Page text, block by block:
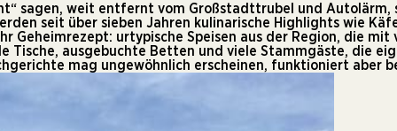
sagen, weit entfernt vom Großstadttrubel und
seit über sieben Jahren kulinarische Highlights wie
Geheimrezept: urtypische Speisen aus der Region, die
ausgebuchte Betten und viele Stammgäste, die
mag ungewöhnlich erscheinen, funktioniert aber